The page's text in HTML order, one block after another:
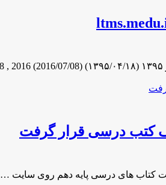
کتب درسی قرار گرفت
کتاب های درسی پایه دهم روی سایت …